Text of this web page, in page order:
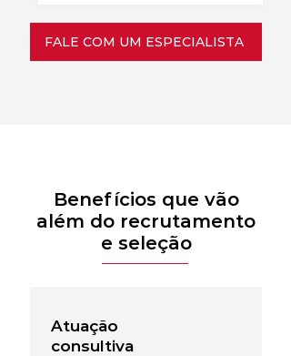
FALE COM UM ESPECIALISTA
Benefícios que vão
além do recrutamento
e seleção
Atuação
consultiva